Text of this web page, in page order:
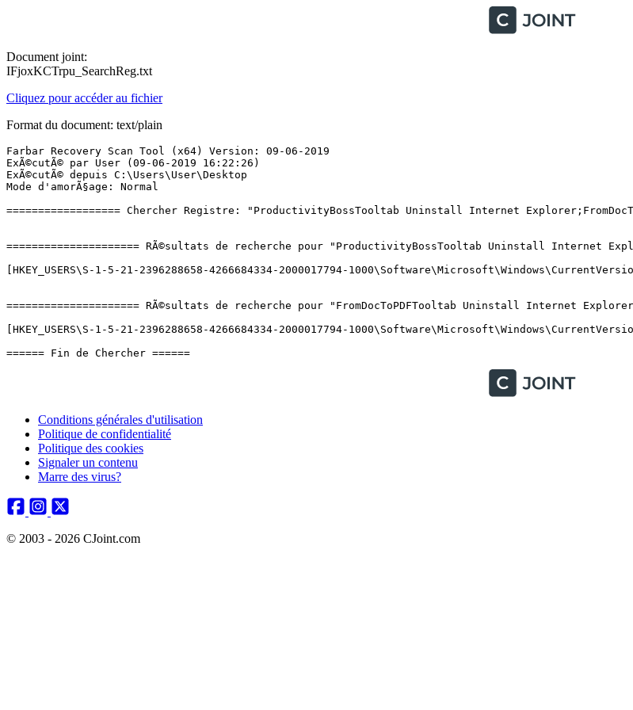
Document joint:
IFjoxKCTrpu_SearchReg.txt
Cliquez pour accéder au fichier
Format du document: text/plain
Farbar Recovery Scan Tool (x64) Version: 09-06-2019
ExÃ©cutÃ© par User (09-06-2019 16:22:26)
ExÃ©cutÃ© depuis C:\Users\User\Desktop
Mode d'amorÃ§age: Normal
================== Chercher Registre: "ProductivityBossTooltab Uninstall Internet
===================== RÃ©sultats de recherche pour "ProductivityBossTooltab Uninstall Internet
[HKEY_USERS\S-1-5-21-2396288658-4266684334-2000017794-
===================== RÃ©sultats de recherche pour "FromDocToPDFTooltab Uninstall Internet
[HKEY_USERS\S-1-5-21-2396288658-4266684334-2000017794-
====== Fin de Chercher ======
Conditions générales d'utilisation
Politique de confidentialité
Politique des cookies
Signaler un contenu
Marre des virus?
© 2003 - 2026 CJoint.com